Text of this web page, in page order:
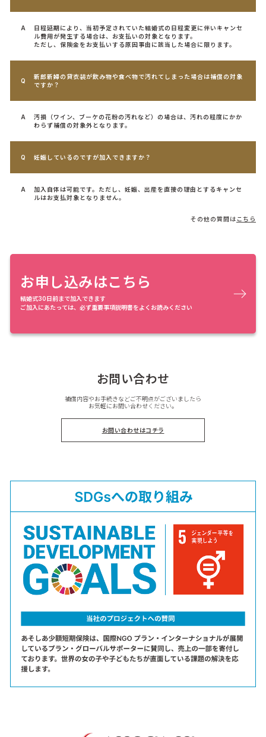
日程延期により、当初予定されていた結婚式の日程変更に伴いキャンセ
ル費用が発生する場合は、お支払いの対象となります。
ただし、保険金をお支払いする原因事由に該当した場合に限ります。
新郎新婦の貸衣装が飲み物や食べ物で汚れてしまった場合は補償の対象
ですか？
汚損（ワイン、ブーケの花粉の汚れなど）の場合は、汚れの程度にかか
わらず補償の対象外となります。
妊娠しているのですが加入できますか？
加入自体は可能です。ただし、妊娠、出産を直接の理由とするキャンセ
ルはお支払対象となりません。
その他の質問は こちら
お申し込みはこちら
結婚式30日前まで加入できます
ご加入にあたっては、必ず重要事項説明書をよくお読みください
お問い合わせ
補償内容やお手続きなどご不明点がございましたら
お気軽にお問い合わせください。
お問い合わせはコチラ